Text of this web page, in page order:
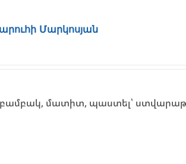
Մարկոսյան
մատիտ, պաստել՝